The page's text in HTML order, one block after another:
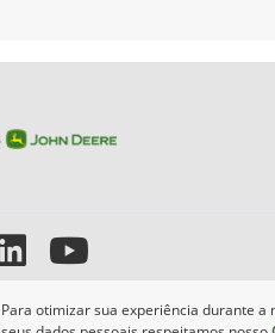
Para otimizar sua experiência durante a